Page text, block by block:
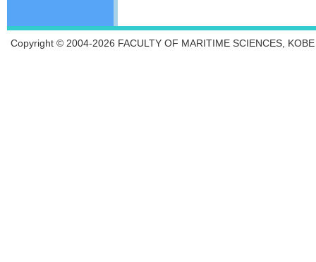
Copyright © 2004-2026 FACULTY OF MARITIME SCIENCES,